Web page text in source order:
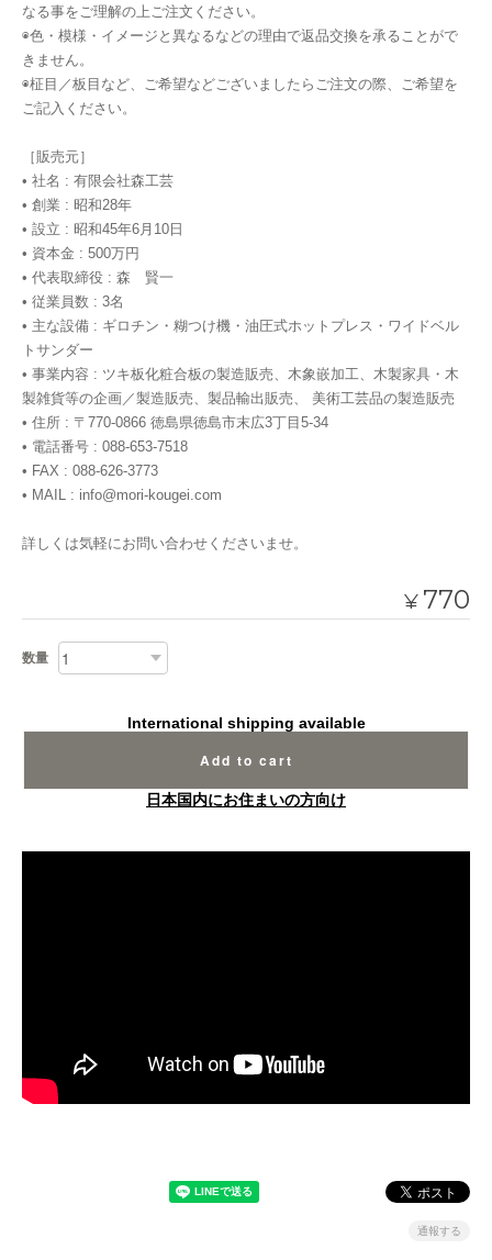
なる事をご理解の上ご注文ください。
◉色・模様・イメージと異なるなどの理由で返品交換を承ることがで
きません。
◉柾目／板目など、ご希望などございましたらご注文の際、ご希望を
ご記入ください。
［販売元］
• 社名 : 有限会社森工芸
• 創業 : 昭和28年
• 設立 : 昭和45年6月10日
• 資本金 : 500万円
• 代表取締役 : 森 賢一
• 従業員数 : 3名
• 主な設備 : ギロチン・糊つけ機・油圧式ホットプレス・ワイドベル
トサンダー
• 事業内容 : ツキ板化粧合板の製造販売、木象嵌加工、木製家具・木
製雑貨等の企画／製造販売、製品輸出販売、 美術工芸品の製造販売
• 住所 : 〒770-0866 徳島県徳島市末広3丁目5-34
• 電話番号 : 088-653-7518
• FAX : 088-626-3773
• MAIL : info@mori-kougei.com
詳しくは気軽にお問い合わせくださいませ。
¥ 770
数量
International shipping available
Add to cart
日本国内にお住まいの方向け
通報する